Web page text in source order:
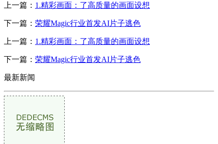
上一篇： 1.精彩画面：了高质量的画面设想
下一篇： 荣耀Magic行业首发AI片子逃色
上一篇： 1.精彩画面：了高质量的画面设想
下一篇： 荣耀Magic行业首发AI片子逃色
最新新闻